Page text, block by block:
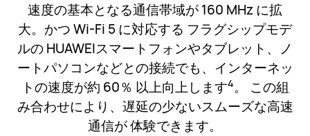
速度の基本となる通信帯域が 160 MHz に拡
大。かつ Wi-Fi 5 に対応する フラグシップモデ
ルの HUAWEIスマートフォンやタブレット、ノ
ートパソコンなどとの接続でも、インターネッ
トの速度が約 60％ 以上向上します4。 この組
み合わせにより、遅延の少ないスムーズな高速
通信が 体験できます。